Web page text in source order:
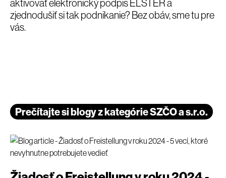
aktivovať elektronický podpis ELSTER a
zjednodušiť si tak podnikanie? Bez obáv, sme tu pre
vás.
Prečítajte si blogy z kategórie SZČO a s.r.o.